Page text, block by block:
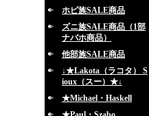
ホピ族SALE商品
ズニ族SALE商品（1部
ナバホ商品）
他部族SALE商品
↓★Lakota（ラコタ） S
ioux（スー）★↓
★Michael・Haskell